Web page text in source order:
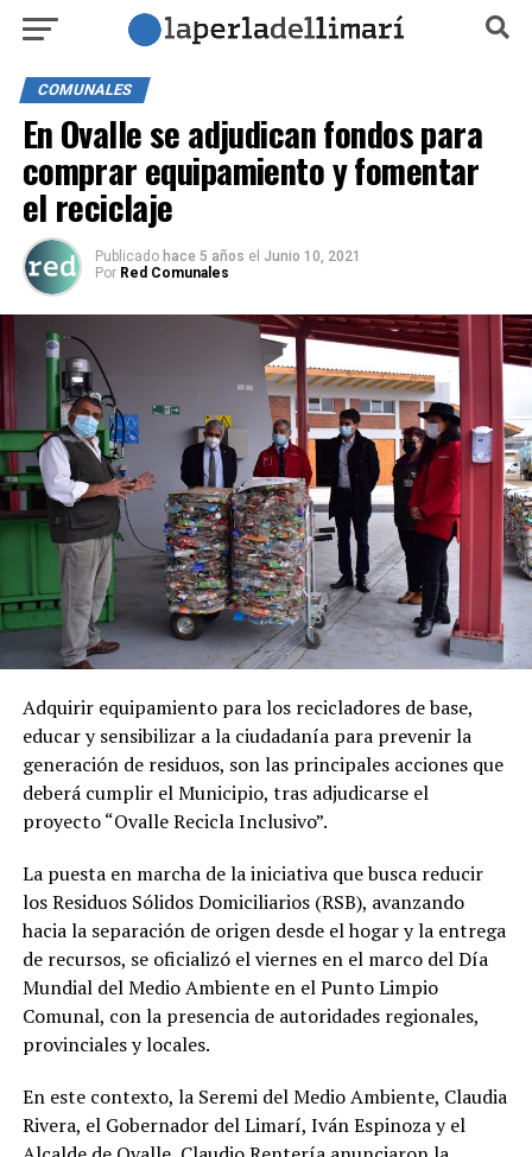
COMUNALES
En Ovalle se adjudican fondos para
comprar equipamiento y fomentar
el reciclaje
Publicado hace 5 años el Junio 10, 2021
Por Red Comunales
Adquirir equipamiento para los recicladores de base,
educar y sensibilizar a la ciudadanía para prevenir la
generación de residuos, son las principales acciones que
deberá cumplir el Municipio, tras adjudicarse el
proyecto “Ovalle Recicla Inclusivo”.
La puesta en marcha de la iniciativa que busca reducir
los Residuos Sólidos Domiciliarios (RSB), avanzando
hacia la separación de origen desde el hogar y la entrega
de recursos, se oficializó el viernes en el marco del Día
Mundial del Medio Ambiente en el Punto Limpio
Comunal, con la presencia de autoridades regionales,
provinciales y locales.
En este contexto, la Seremi del Medio Ambiente, Claudia
Rivera, el Gobernador del Limarí, Iván Espinoza y el